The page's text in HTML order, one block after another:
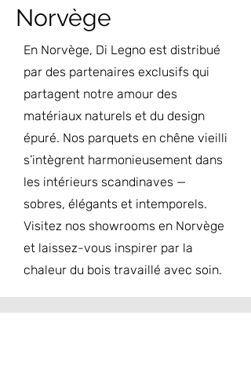
Norvège
En Norvège, Di Legno est distribué
par des partenaires exclusifs qui
partagent notre amour des
matériaux naturels et du design
épuré. Nos parquets en chêne vieilli
s’intègrent harmonieusement dans
les intérieurs scandinaves —
sobres, élégants et intemporels.
Visitez nos showrooms en Norvège
et laissez-vous inspirer par la
chaleur du bois travaillé avec soin.